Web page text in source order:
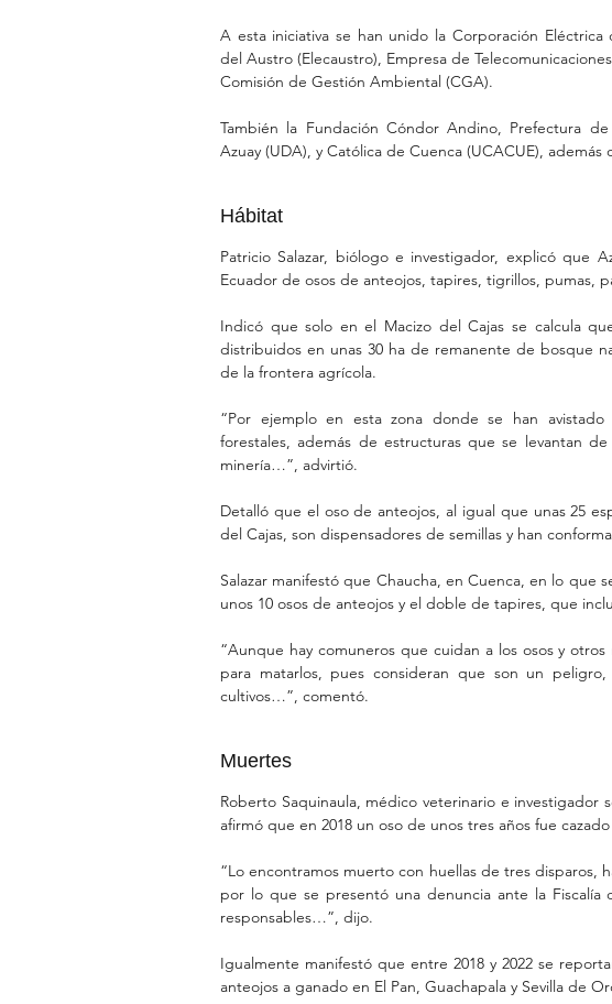
A esta iniciativa se han unido la Corporación Eléctrica
del Austro (Elecaustro), Empresa de
Comisión de Gestión Ambiental (CGA).
También la Fundación Cóndor Andino, Prefectura
Azuay (UDA), y Católica de Cuenca (UCACUE), además
Hábitat
Patricio Salazar, biólogo e investigador, explicó que
Ecuador de osos de anteojos, tapires, tigrillos, pumas,
Indicó que solo en el Macizo del Cajas se calcula
distribuidos en unas 30 ha de remanente de bosque
de la frontera agrícola.
“Por ejemplo en esta zona donde se han
forestales, además de estructuras que se levantan
minería…”, advirtió.
Detalló que el oso de anteojos, al igual que unas 25
del Cajas, son dispensadores de semillas y han
Salazar manifestó que Chaucha, en Cuenca, en lo que
unos 10 osos de anteojos y el doble de tapires, que
“Aunque hay comuneros que cuidan a los osos y
para matarlos, pues consideran que son un
cultivos…”, comentó.
Muertes
Roberto Saquinaula, médico veterinario e investigador
afirmó que en 2018 un oso de unos tres años fue
“Lo encontramos muerto con huellas de tres disparos,
por lo que se presentó una denuncia ante la
responsables…”, dijo.
Igualmente manifestó que entre 2018 y 2022 se
anteojos a ganado en El Pan, Guachapala y Sevilla de